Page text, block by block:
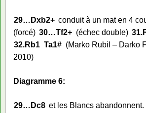
29… Dxb2+ conduit à un mat en 4
(forcé) 30…Tf2+ (échec double) 31.
32.Rb1 Ta1# (Marko Rubil – Darko
2010)
Diagramme 6:
29… Dc8 et les Blancs